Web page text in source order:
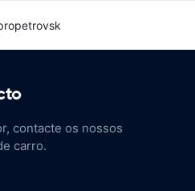
contacte os nossos
carro.